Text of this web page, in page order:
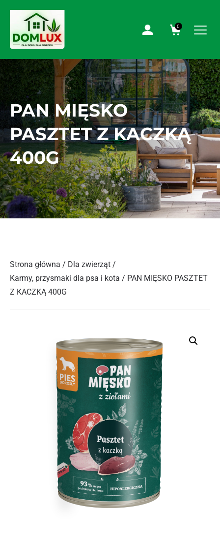
0
PAN MIĘSKO
PASZTET Z KACZKĄ
400G
Strona główna / Dla zwierząt /
Karmy, przysmaki dla psa i kota / PAN MIĘSKO PASZTET
Z KACZKĄ 400G